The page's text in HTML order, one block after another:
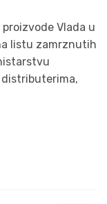
Vlada u
listu zamrznutih